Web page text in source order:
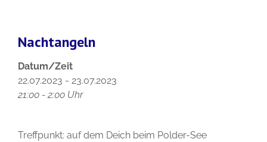
Nachtangeln
Datum/Zeit
22.07.2023 - 23.07.2023
21:00 - 2:00 Uhr
Treffpunkt: auf dem Deich beim Polder-See